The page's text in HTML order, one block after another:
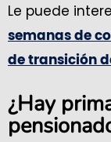
Le puede
semanas de
de transición
¿Hay